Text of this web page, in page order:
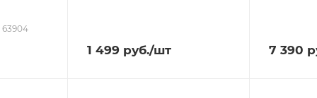
63904
1 499 руб./шт 7 390